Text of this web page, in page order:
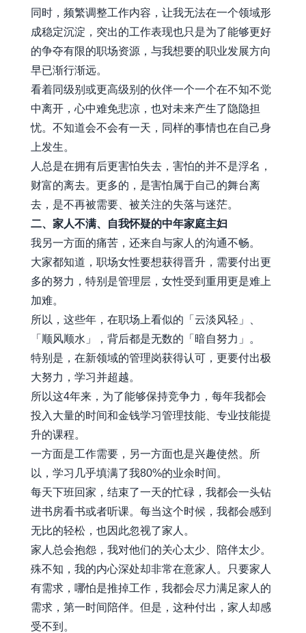
同时，频繁调整工作内容，让我无法在一个领域形
成稳定沉淀，突出的工作表现也只是为了能够更好
的争夺有限的职场资源，与我想要的职业发展方向
早已渐行渐远。
看着同级别或更高级别的伙伴一个一个在不知不觉
中离开，心中难免悲凉，也对未来产生了隐隐担
忧。不知道会不会有一天，同样的事情也在自己身
上发生。
人总是在拥有后更害怕失去，害怕的并不是浮名，
财富的离去。更多的，是害怕属于自己的舞台离
去，是不再被需要、被关注的失落与迷茫。
二、家人不满、自我怀疑的中年家庭主妇
我另一方面的痛苦，还来自与家人的沟通不畅。
大家都知道，职场女性要想获得晋升，需要付出更
多的努力，特别是管理层，女性受到重用更是难上
加难。
所以，这些年，在职场上看似的「云淡风轻」、
「顺风顺水」，背后都是无数的「暗自努力」。
特别是，在新领域的管理岗获得认可，更要付出极
大努力，学习并超越。
所以这4年来，为了能够保持竞争力，每年我都会
投入大量的时间和金钱学习管理技能、专业技能提
升的课程。
一方面是工作需要，另一方面也是兴趣使然。所
以，学习几乎填满了我80%的业余时间。
每天下班回家，结束了一天的忙碌，我都会一头钻
进书房看书或者听课。每当这个时候，我都会感到
无比的轻松，也因此忽视了家人。
家人总会抱怨，我对他们的关心太少、陪伴太少。
殊不知，我的内心深处却非常在意家人。只要家人
有需求，哪怕是推掉工作，我都会尽力满足家人的
需求，第一时间陪伴。但是，这种付出，家人却感
受不到。